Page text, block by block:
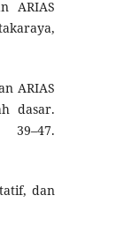
ARIAS
ARIAS
dasar.
dan